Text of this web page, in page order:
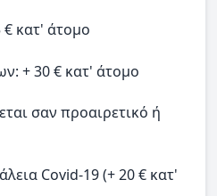
κατ' άτομο
+ 30 € κατ' άτομο
σαν προαιρετικό ή
Covid-19 (+ 20 € κατ'